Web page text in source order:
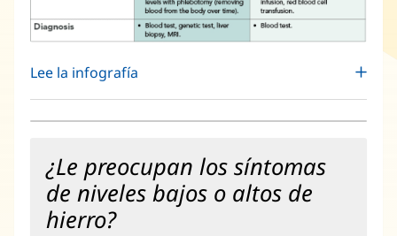
Lee la infografía
¿Le preocupan los síntomas
de niveles bajos o altos de
hierro?